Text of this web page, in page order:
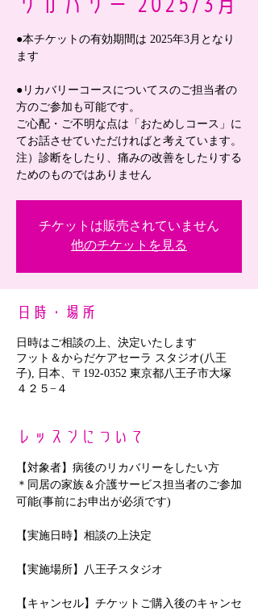
●本チケットの有効期間は 2025年3月となり
ます
●リカバリーコースについてスのご担当者の
方のご参加も可能です。
ご心配・ご不明な点は「おためしコース」に
てお話させていただければと考えています。
注）診断をしたり、痛みの改善をしたりする
ためのものではありません
チケットは販売されていません
他のチケットを見る
日時・場所
日時はご相談の上、決定いたします
フット＆からだケアセーラ スタジオ(八王
子), 日本、〒192-0352 東京都八王子市大塚
４２５−４
レッスンについて
【対象者】病後のリカバリーをしたい方
＊同居の家族＆介護サービス担当者のご参加
可能(事前にお申出が必須です)
【実施日時】相談の上決定
【実施場所】八王子スタジオ
【キャンセル】チケットご購入後のキャンセ